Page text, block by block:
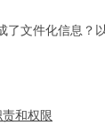
了文件化信息？
和权限